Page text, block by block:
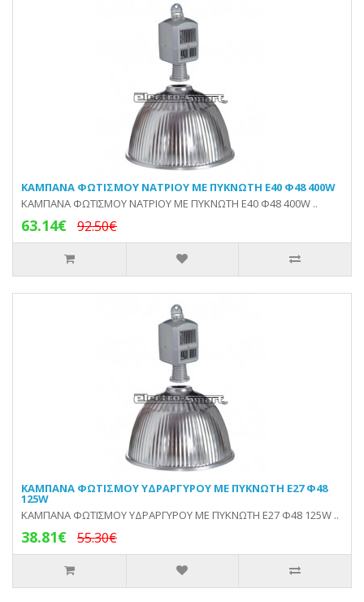
KAMΠΑΝA ΦΩΤΙΣΜΟΥ ΝΑΤΡΙΟΥ ΜΕ ΠΥΚΝΩΤΗ E40 Φ48 400W
KAMΠΑΝA ΦΩΤΙΣΜΟΥ ΝΑΤΡΙΟΥ ΜΕ ΠΥΚΝΩΤΗ E40 Φ48 400W ..
63.14€ 92.50€
KAMΠΑΝA ΦΩΤΙΣΜΟΥ ΥΔΡΑΡΓΥΡΟΥ ΜΕ ΠΥΚΝΩΤΗ E27 Φ48
125W
KAMΠΑΝA ΦΩΤΙΣΜΟΥ ΥΔΡΑΡΓΥΡΟΥ ΜΕ ΠΥΚΝΩΤΗ E27 Φ48 125W ..
38.81€ 55.30€